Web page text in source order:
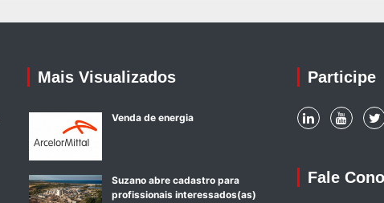
Mais Visualizados
Venda de energia
Suzano abre cadastro para
profissionais interessados(as)
Participe
Fale